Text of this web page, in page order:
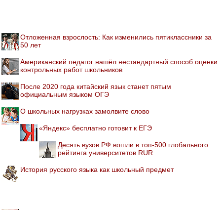
Отложенная взрослость: Как изменились пятиклассники за
50 лет
Американский педагог нашёл нестандартный способ оценки
контрольных работ школьников
После 2020 года китайский язык станет пятым
официальным языком ОГЭ
О школьных нагрузках замолвите слово
«Яндекс» бесплатно готовит к ЕГЭ
Десять вузов РФ вошли в топ-500 глобального
рейтинга университетов RUR
История русского языка как школьный предмет